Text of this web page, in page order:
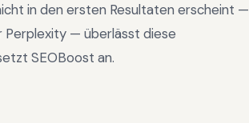
in den ersten Resultaten erscheint —
Perplexity — überlässt diese
SEOBoost an.